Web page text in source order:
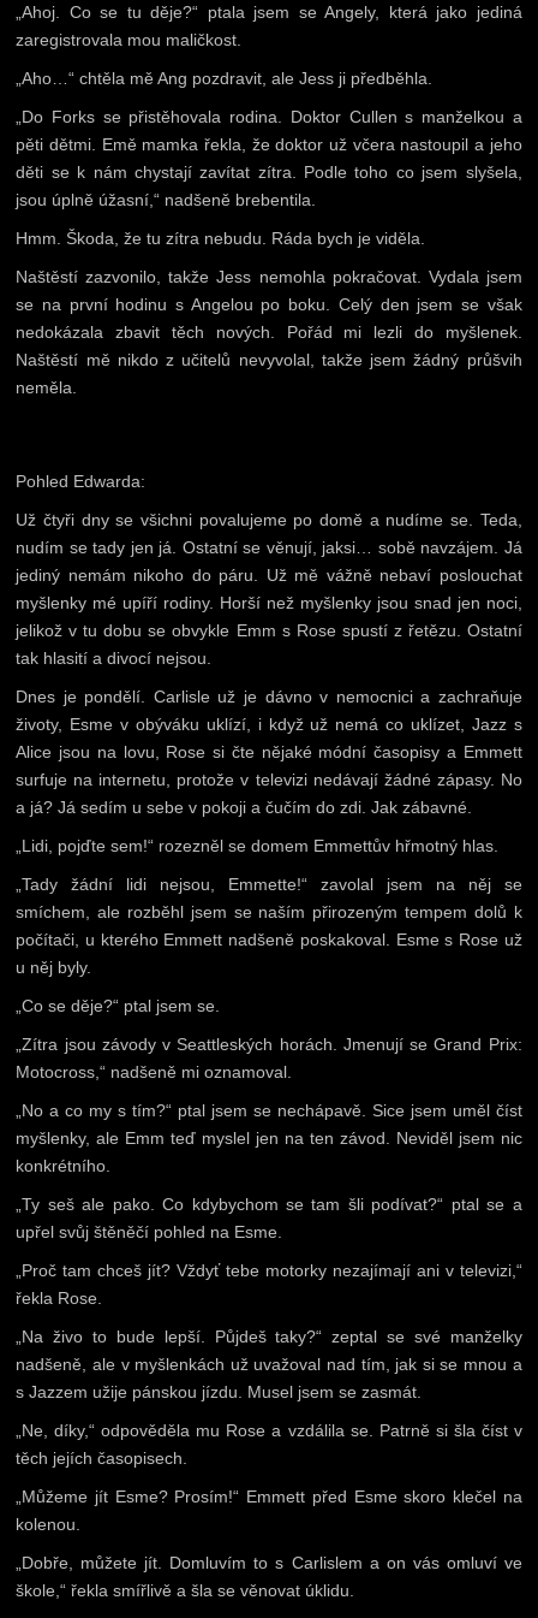
„Ahoj. Co se tu děje?“ ptala jsem se Angely, která jako jediná
zaregistrovala mou maličkost.
„Aho…“ chtěla mě Ang pozdravit, ale Jess ji předběhla.
„Do Forks se přistěhovala rodina. Doktor Cullen s manželkou a
pěti dětmi. Emě mamka řekla, že doktor už včera nastoupil a jeho
děti se k nám chystají zavítat zítra. Podle toho co jsem slyšela,
jsou úplně úžasní,“ nadšeně brebentila.
Hmm. Škoda, že tu zítra nebudu. Ráda bych je viděla.
Naštěstí zazvonilo, takže Jess nemohla pokračovat. Vydala jsem
se na první hodinu s Angelou po boku. Celý den jsem se však
nedokázala zbavit těch nových. Pořád mi lezli do myšlenek.
Naštěstí mě nikdo z učitelů nevyvolal, takže jsem žádný průšvih
neměla.
Pohled Edwarda:
Už čtyři dny se všichni povalujeme po domě a nudíme se. Teda,
nudím se tady jen já. Ostatní se věnují, jaksi… sobě navzájem. Já
jediný nemám nikoho do páru. Už mě vážně nebaví poslouchat
myšlenky mé upíří rodiny. Horší než myšlenky jsou snad jen noci,
jelikož v tu dobu se obvykle Emm s Rose spustí z řetězu. Ostatní
tak hlasití a divocí nejsou.
Dnes je pondělí. Carlisle už je dávno v nemocnici a zachraňuje
životy, Esme v obýváku uklízí, i když už nemá co uklízet, Jazz s
Alice jsou na lovu, Rose si čte nějaké módní časopisy a Emmett
surfuje na internetu, protože v televizi nedávají žádné zápasy. No
a já? Já sedím u sebe v pokoji a čučím do zdi. Jak zábavné.
„Lidi, pojďte sem!“ rozezněl se domem Emmettův hřmotný hlas.
„Tady žádní lidi nejsou, Emmette!“ zavolal jsem na něj se
smíchem, ale rozběhl jsem se naším přirozeným tempem dolů k
počítači, u kterého Emmett nadšeně poskakoval. Esme s Rose už
u něj byly.
„Co se děje?“ ptal jsem se.
„Zítra jsou závody v Seattleských horách. Jmenují se Grand Prix:
Motocross,“ nadšeně mi oznamoval.
„No a co my s tím?“ ptal jsem se nechápavě. Sice jsem uměl číst
myšlenky, ale Emm teď myslel jen na ten závod. Neviděl jsem nic
konkrétního.
„Ty seš ale pako. Co kdybychom se tam šli podívat?“ ptal se a
upřel svůj štěněčí pohled na Esme.
„Proč tam chceš jít? Vždyť tebe motorky nezajímají ani v televizi,“
řekla Rose.
„Na živo to bude lepší. Půjdeš taky?“ zeptal se své manželky
nadšeně, ale v myšlenkách už uvažoval nad tím, jak si se mnou a
s Jazzem užije pánskou jízdu. Musel jsem se zasmát.
„Ne, díky,“ odpověděla mu Rose a vzdálila se. Patrně si šla číst v
těch jejích časopisech.
„Můžeme jít Esme? Prosím!“ Emmett před Esme skoro klečel na
kolenou.
„Dobře, můžete jít. Domluvím to s Carlislem a on vás omluví ve
škole,“ řekla smířlivě a šla se věnovat úklidu.